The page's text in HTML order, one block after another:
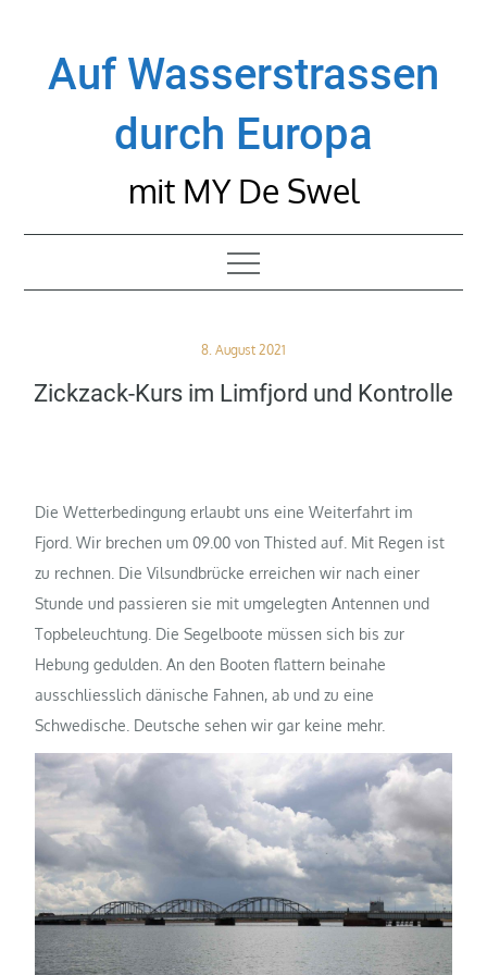
contentAuf Wasserstrassen
durch Europa
mit MY De Swel
Posted
8. August 2021
Zickzack-Kurs im Limfjord und Kontrolle
Die Wetterbedingung erlaubt uns eine Weiterfahrt im
Fjord. Wir brechen um 09.00 von Thisted auf. Mit Regen ist
zu rechnen. Die Vilsundbrücke erreichen wir nach einer
Stunde und passieren sie mit umgelegten Antennen und
Topbeleuchtung. Die Segelboote müssen sich bis zur
Hebung gedulden. An den Booten flattern beinahe
ausschliesslich dänische Fahnen, ab und zu eine
Schwedische. Deutsche sehen wir gar keine mehr.